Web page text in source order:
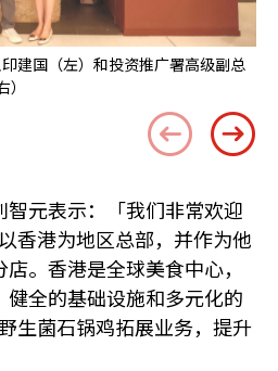
建国（左）和投资推广署高级副总
元表示：「我们非常欢迎
香港为地区总部，并作为他
。香港是全球美食中心，
全的基础设施和多元化的
生菌石锅鸡拓展业务，提升